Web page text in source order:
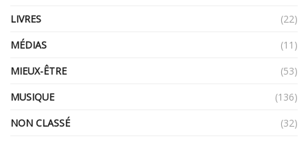
LIVRES
(22)
MÉDIAS
(11)
MIEUX-ÊTRE
(53)
MUSIQUE
(136)
NON CLASSÉ
(32)